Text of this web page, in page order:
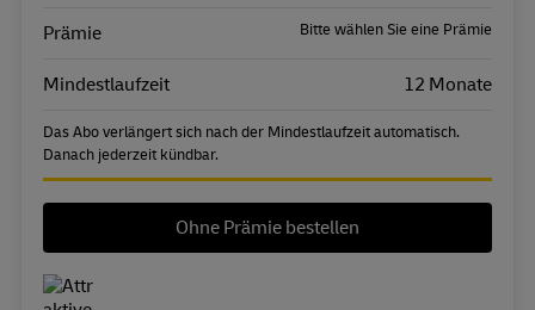
Prämie Bitte wählen Sie eine Prämie
Mindestlaufzeit 12 Monate
Das Abo verlängert sich nach der Mindestlaufzeit automatisch.
Danach jederzeit kündbar.
Ohne Prämie bestellen